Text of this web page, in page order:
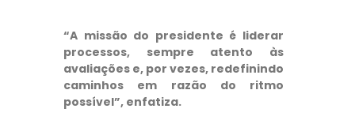
“A missão do presidente é liderar
processos, sempre atento às
avaliações e, por vezes, redefinindo
caminhos em razão do ritmo
possível”, enfatiza.